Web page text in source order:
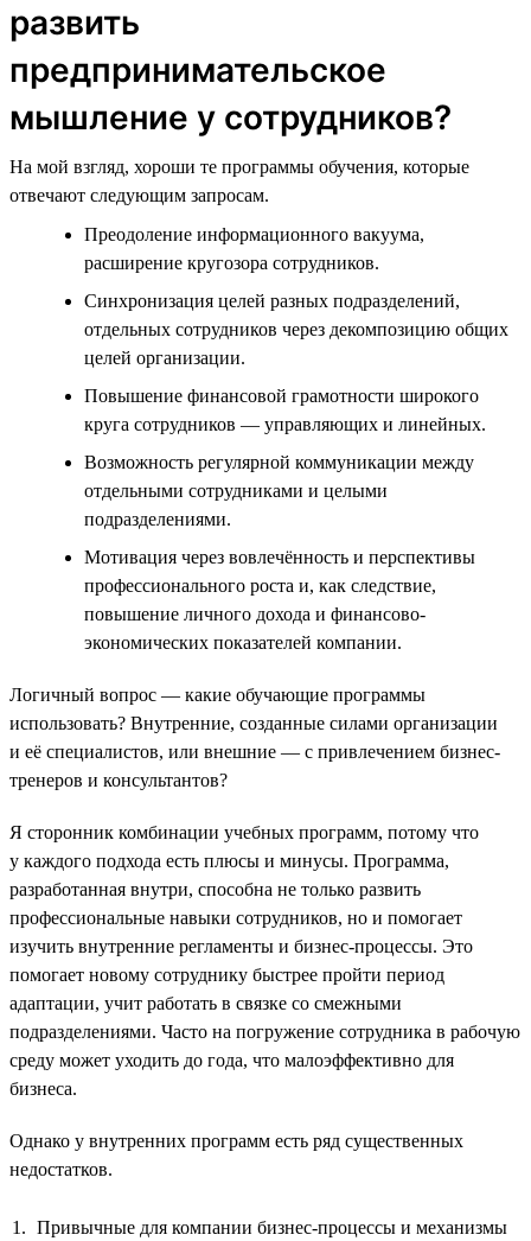
развить
предпринимательское
мышление у сотрудников?
На мой взгляд, хороши те программы обучения, которые
отвечают следующим запросам.
Преодоление информационного вакуума,
расширение кругозора сотрудников.
Синхронизация целей разных подразделений,
отдельных сотрудников через декомпозицию общих
целей организации.
Повышение финансовой грамотности широкого
круга сотрудников — управляющих и линейных.
Возможность регулярной коммуникации между
отдельными сотрудниками и целыми
подразделениями.
Мотивация через вовлечённость и перспективы
профессионального роста и, как следствие,
повышение личного дохода и финансово-
экономических показателей компании.
Логичный вопрос — какие обучающие программы
использовать? Внутренние, созданные силами организации
и её специалистов, или внешние — с привлечением бизнес-
тренеров и консультантов?
Я сторонник комбинации учебных программ, потому что
у каждого подхода есть плюсы и минусы. Программа,
разработанная внутри, способна не только развить
профессиональные навыки сотрудников, но и помогает
изучить внутренние регламенты и бизнес-процессы. Это
помогает новому сотруднику быстрее пройти период
адаптации, учит работать в связке со смежными
подразделениями. Часто на погружение сотрудника в рабочую
среду может уходить до года, что малоэффективно для
бизнеса.
Однако у внутренних программ есть ряд существенных
недостатков.
Привычные для компании бизнес-процессы и механизмы